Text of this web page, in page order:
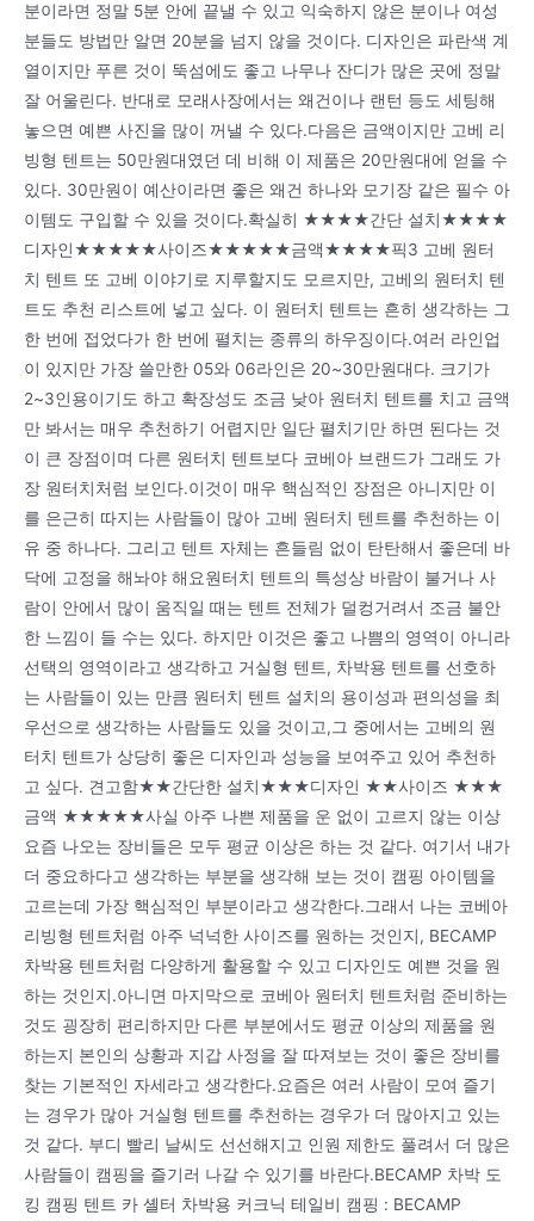
분이라면 정말 5분 안에 끝낼 수 있고 익숙하지 않은 분이나 여성
분들도 방법만 알면 20분을 넘지 않을 것이다. 디자인은 파란색 계
열이지만 푸른 것이 뚝섬에도 좋고 나무나 잔디가 많은 곳에 정말
잘 어울린다. 반대로 모래사장에서는 왜건이나 랜턴 등도 세팅해
놓으면 예쁜 사진을 많이 꺼낼 수 있다.다음은 금액이지만 고베 리
빙형 텐트는 50만원대였던 데 비해 이 제품은 20만원대에 얻을 수
있다. 30만원이 예산이라면 좋은 왜건 하나와 모기장 같은 필수 아
이템도 구입할 수 있을 것이다.확실히 ★★★★간단 설치★★★★
디자인★★★★★사이즈★★★★★금액★★★★픽3 고베 원터
치 텐트 또 고베 이야기로 지루할지도 모르지만, 고베의 원터치 텐
트도 추천 리스트에 넣고 싶다. 이 원터치 텐트는 흔히 생각하는 그
한 번에 접었다가 한 번에 펼치는 종류의 하우징이다.여러 라인업
이 있지만 가장 쓸만한 05와 06라인은 20~30만원대다. 크기가
2~3인용이기도 하고 확장성도 조금 낮아 원터치 텐트를 치고 금액
만 봐서는 매우 추천하기 어렵지만 일단 펼치기만 하면 된다는 것
이 큰 장점이며 다른 원터치 텐트보다 코베아 브랜드가 그래도 가
장 원터치처럼 보인다.이것이 매우 핵심적인 장점은 아니지만 이
를 은근히 따지는 사람들이 많아 고베 원터치 텐트를 추천하는 이
유 중 하나다. 그리고 텐트 자체는 흔들림 없이 탄탄해서 좋은데 바
닥에 고정을 해놔야 해요원터치 텐트의 특성상 바람이 불거나 사
람이 안에서 많이 움직일 때는 텐트 전체가 덜컹거려서 조금 불안
한 느낌이 들 수는 있다. 하지만 이것은 좋고 나쁨의 영역이 아니라
선택의 영역이라고 생각하고 거실형 텐트, 차박용 텐트를 선호하
는 사람들이 있는 만큼 원터치 텐트 설치의 용이성과 편의성을 최
우선으로 생각하는 사람들도 있을 것이고,그 중에서는 고베의 원
터치 텐트가 상당히 좋은 디자인과 성능을 보여주고 있어 추천하
고 싶다. 견고함★★간단한 설치★★★디자인 ★★사이즈 ★★★
금액 ★★★★★사실 아주 나쁜 제품을 운 없이 고르지 않는 이상
요즘 나오는 장비들은 모두 평균 이상은 하는 것 같다. 여기서 내가
더 중요하다고 생각하는 부분을 생각해 보는 것이 캠핑 아이템을
고르는데 가장 핵심적인 부분이라고 생각한다.그래서 나는 코베아
리빙형 텐트처럼 아주 넉넉한 사이즈를 원하는 것인지, BECAMP
차박용 텐트처럼 다양하게 활용할 수 있고 디자인도 예쁜 것을 원
하는 것인지.아니면 마지막으로 코베아 원터치 텐트처럼 준비하는
것도 굉장히 편리하지만 다른 부분에서도 평균 이상의 제품을 원
하는지 본인의 상황과 지갑 사정을 잘 따져보는 것이 좋은 장비를
찾는 기본적인 자세라고 생각한다.요즘은 여러 사람이 모여 즐기
는 경우가 많아 거실형 텐트를 추천하는 경우가 더 많아지고 있는
것 같다. 부디 빨리 날씨도 선선해지고 인원 제한도 풀려서 더 많은
사람들이 캠핑을 즐기러 나갈 수 있기를 바란다.BECAMP 차박 도
킹 캠핑 텐트 카 셸터 차박용 커크닉 테일비 캠핑 : BECAMP